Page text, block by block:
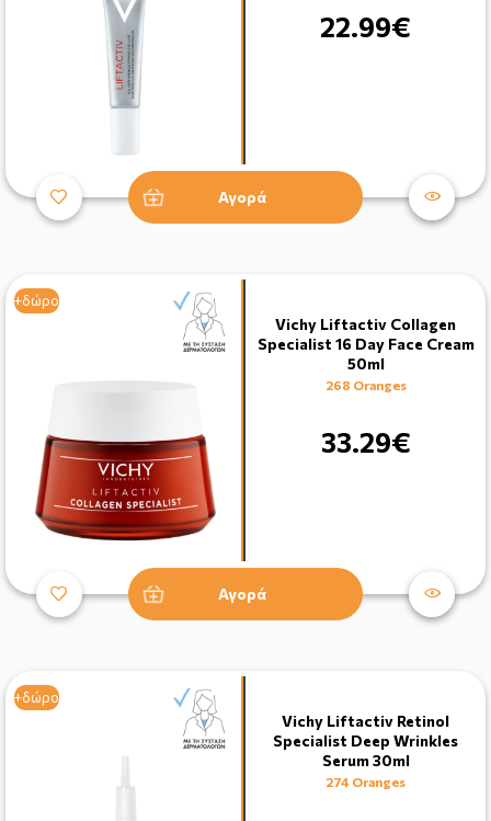
22.99€
Αγορά
+δώρο
Vichy Liftactiv Collagen
Specialist 16 Day Face Cream
50ml
268 Oranges
33.29€
Αγορά
+δώρο
Vichy Liftactiv Retinol
Specialist Deep Wrinkles
Serum 30ml
274 Oranges